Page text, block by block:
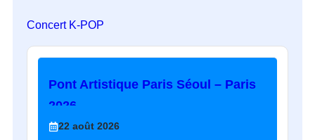
Concert K-POP
Pont Artistique Paris Séoul – Paris
2026
22 août 2026